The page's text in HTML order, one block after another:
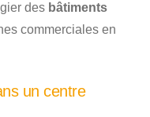
des bâtiments
commerciales en
un centre